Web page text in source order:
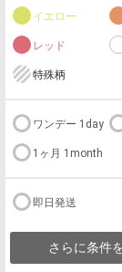
イエロー
レッド
特殊柄
ワンデー 1day
1ヶ月 1month
即日発送
さらに条件